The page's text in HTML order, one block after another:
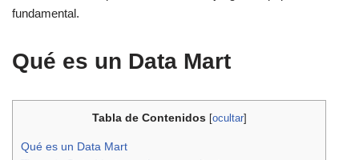
fundamental.
Qué es un Data Mart
Tabla de Contenidos [ocultar]
Qué es un Data Mart